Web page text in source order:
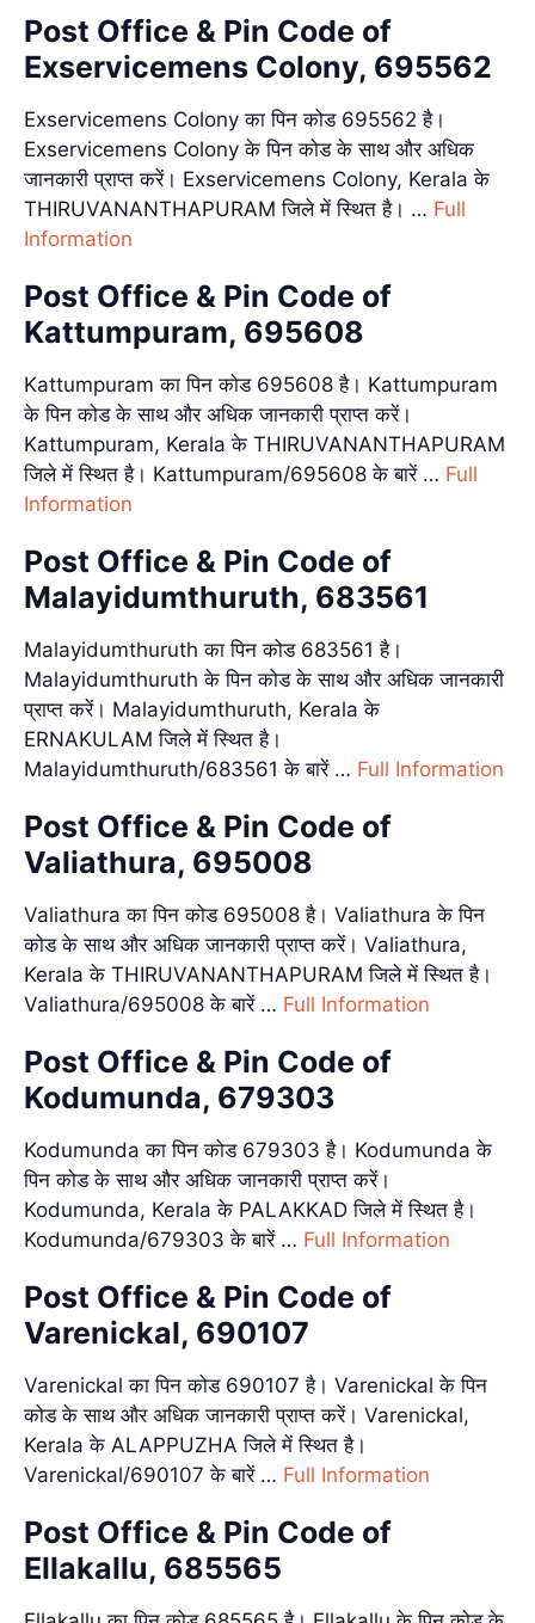
Post Office & Pin Code of
Exservicemens Colony, 695562
Exservicemens Colony का पिन कोड 695562 है।
Exservicemens Colony के पिन कोड के साथ और अधिक
जानकारी प्राप्त करें। Exservicemens Colony, Kerala के
THIRUVANANTHAPURAM जिले में स्थित है। … Full
Information
Post Office & Pin Code of
Kattumpuram, 695608
Kattumpuram का पिन कोड 695608 है। Kattumpuram
के पिन कोड के साथ और अधिक जानकारी प्राप्त करें।
Kattumpuram, Kerala के THIRUVANANTHAPURAM
जिले में स्थित है। Kattumpuram/695608 के बारें … Full
Information
Post Office & Pin Code of
Malayidumthuruth, 683561
Malayidumthuruth का पिन कोड 683561 है।
Malayidumthuruth के पिन कोड के साथ और अधिक जानकारी
प्राप्त करें। Malayidumthuruth, Kerala के
ERNAKULAM जिले में स्थित है।
Malayidumthuruth/683561 के बारें … Full Information
Post Office & Pin Code of
Valiathura, 695008
Valiathura का पिन कोड 695008 है। Valiathura के पिन
कोड के साथ और अधिक जानकारी प्राप्त करें। Valiathura,
Kerala के THIRUVANANTHAPURAM जिले में स्थित है।
Valiathura/695008 के बारें … Full Information
Post Office & Pin Code of
Kodumunda, 679303
Kodumunda का पिन कोड 679303 है। Kodumunda के
पिन कोड के साथ और अधिक जानकारी प्राप्त करें।
Kodumunda, Kerala के PALAKKAD जिले में स्थित है।
Kodumunda/679303 के बारें … Full Information
Post Office & Pin Code of
Varenickal, 690107
Varenickal का पिन कोड 690107 है। Varenickal के पिन
कोड के साथ और अधिक जानकारी प्राप्त करें। Varenickal,
Kerala के ALAPPUZHA जिले में स्थित है।
Varenickal/690107 के बारें … Full Information
Post Office & Pin Code of
Ellakallu, 685565